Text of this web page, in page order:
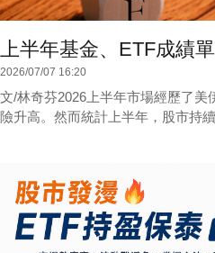
上半年基金、ETF成績
2026/07/07 16:20
文/林奇芬2026上半年市場經歷了
險升高。然而統計上半年，股市持